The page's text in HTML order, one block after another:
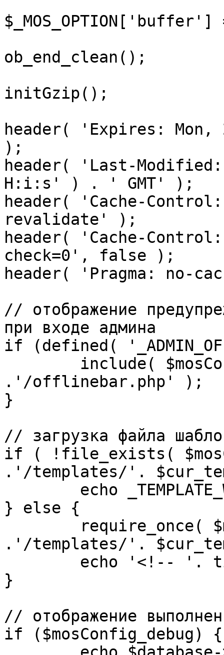
ob_end_clean();
initGzip();
header( 'Expires: Mon,
);
header( 'Last-
H:i:s' ) . ' GMT' );
header( 'Cache-
revalidate' );
header( 'Cache-
check=0', false );
header( 'Pragma: no-
// отображение
при входе админа
if (defined(
.'/offlinebar.php' );
}
// загрузка файла
if ( !file_exists(
.'/templates/'.
} else {
.'/templates/'.
}
// отображение
if ($mosConfig_debug) {